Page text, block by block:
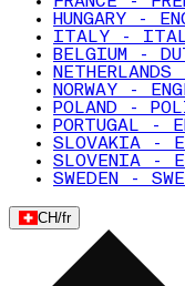
HUNGARY -
ITALY -
BELGIUM -
NORWAY -
POLAND -
PORTUGAL -
SLOVAKIA -
SLOVENIA -
SWEDEN -
CH/fr